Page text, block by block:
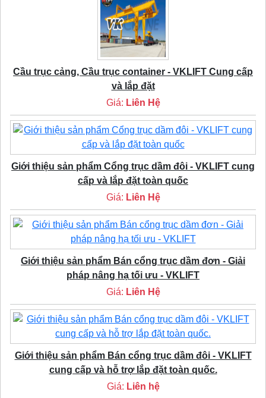
Cầu trục cảng, Cầu trục container - VKLIFT Cung cấp
và lắp đặt
Giá: Liên Hệ
Giới thiệu sản phẩm Cổng trục dầm đôi - VKLIFT cung
cấp và lắp đặt toàn quốc
Giá: Liên Hệ
Giới thiệu sản phẩm Bán cổng trục dầm đơn - Giải
pháp nâng hạ tối ưu - VKLIFT
Giá: Liên Hệ
Giới thiệu sản phẩm Bán cổng trục dầm đôi - VKLIFT
cung cấp và hỗ trợ lắp đặt toàn quốc.
Giá: Liên hệ